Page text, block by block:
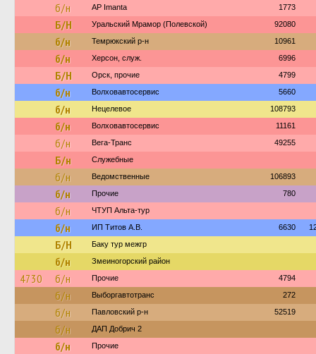
б/н AP Imanta 1773
Б/Н Уральский Мрамор (Полевской) 92080
б/н Темрюкский р-н 10961
б/н Херсон, служ. 6996
Б/Н Орск, прочие 4799
б/н Волховавтосервис 5660
б/н Нецелевое 108793
б/н Волховавтосервис 11161
б/н Вега-Транс 49255
Б/н Служебные
б/н Ведомственные 106893
б/н Прочие 780
б/н ЧТУП Альта-тур
б/н ИП Титов А.В. 6630
Б/Н Баку тур межгр
б/н Змеиногорский район
4730 б/н Прочие 4794
б/н Выборгавтотранс 272
б/н Павловский р-н 52519
б/н ДАП Добрич 2
б/н Прочие